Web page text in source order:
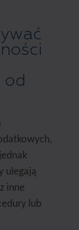
od
ulegają
inne
lub